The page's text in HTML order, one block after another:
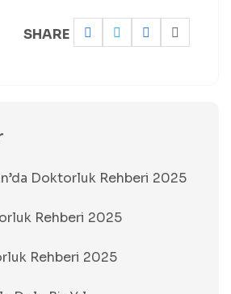
SHARE
Doktorluk Rehberi 2025
Rehberi 2025
Rehberi 2025